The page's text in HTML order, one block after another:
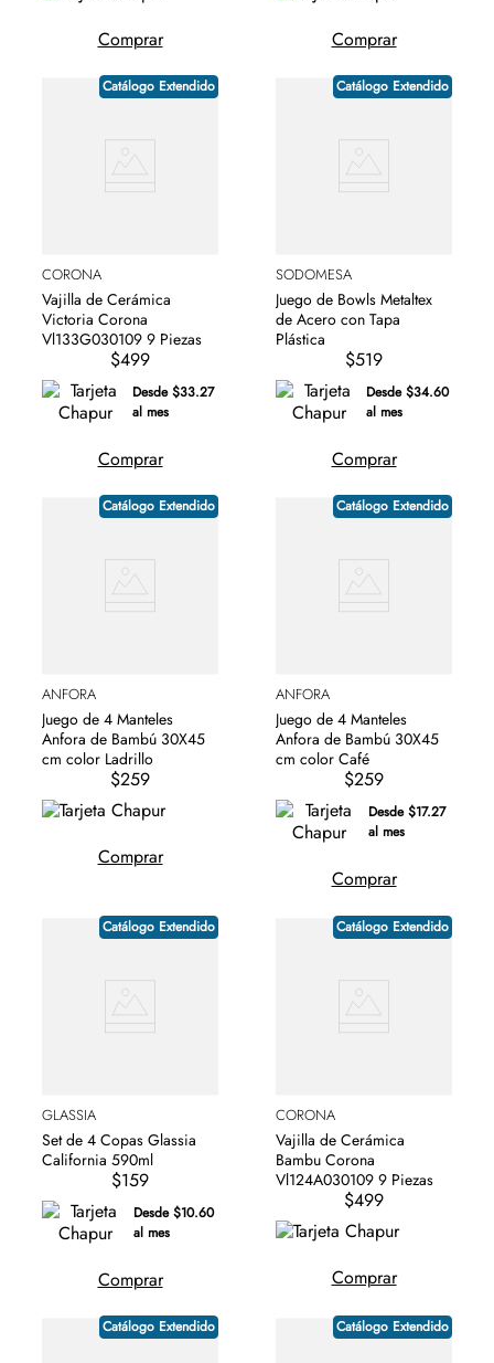
Comprar Comprar
Catálogo Extendido
CORONA
Vajilla de Cerámica
Victoria Corona
Vl133G030109 9 Piezas
$499
Desde $33.27
al mes
Comprar
Catálogo Extendido
SODOMESA
Juego de Bowls Metaltex
de Acero con Tapa
Plástica
$519
Desde $34.60
al mes
Comprar
Catálogo Extendido
ANFORA
Juego de 4 Manteles
Anfora de Bambú 30X45
cm color Ladrillo
$259
Comprar
Catálogo Extendido
ANFORA
Juego de 4 Manteles
Anfora de Bambú 30X45
cm color Café
$259
Desde $17.27
al mes
Comprar
Catálogo Extendido
GLASSIA
Set de 4 Copas Glassia
California 590ml
$159
Desde $10.60
al mes
Comprar
Catálogo Extendido
CORONA
Vajilla de Cerámica
Bambu Corona
Vl124A030109 9 Piezas
$499
Comprar
Catálogo Extendido Catálogo Extendido